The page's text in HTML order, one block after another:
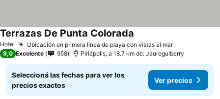
Hotel Ubicación en primera línea de playa con vistas al mar
Terrazas De Punta Colorada
9,0 Excelente 958 Piriápolis, a 18.7 km de: Jaureguiberry
Seleccioná las fechas para ver los
precios exactos
Ver precios